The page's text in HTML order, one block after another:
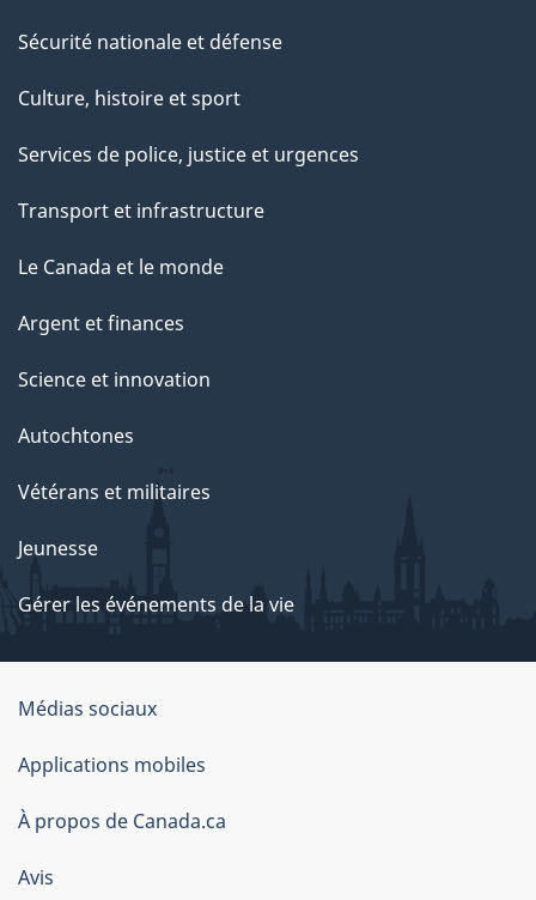
Sécurité nationale et défense
Culture, histoire et sport
Services de police, justice et urgences
Transport et infrastructure
Le Canada et le monde
Argent et finances
Science et innovation
Autochtones
Vétérans et militaires
Jeunesse
Gérer les événements de la vie
Organisation
du
gouvernement
du
Canada
Médias sociaux
Applications mobiles
À propos de Canada.ca
Avis